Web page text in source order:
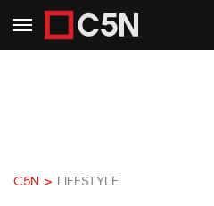
C5N > LIFESTYLE